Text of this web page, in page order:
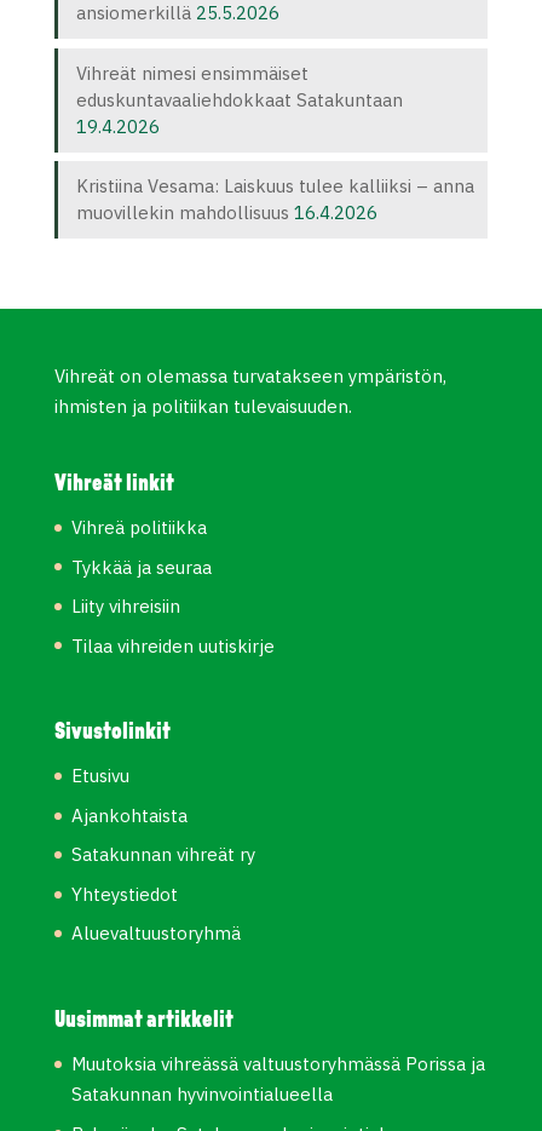
ansiomerkillä 25.5.2026
Vihreät nimesi ensimmäiset
eduskuntavaaliehdokkaat Satakuntaan
19.4.2026
Kristiina Vesama: Laiskuus tulee kalliiksi – anna
muovillekin mahdollisuus 16.4.2026
Vihreät on olemassa turvatakseen ympäristön,
ihmisten ja politiikan tulevaisuuden.
Vihreät linkit
Vihreä politiikka
Tykkää ja seuraa
Liity vihreisiin
Tilaa vihreiden uutiskirje
Sivustolinkit
Etusivu
Ajankohtaista
Satakunnan vihreät ry
Yhteystiedot
Aluevaltuustoryhmä
Uusimmat artikkelit
Muutoksia vihreässä valtuustoryhmässä Porissa ja
Satakunnan hyvinvointialueella